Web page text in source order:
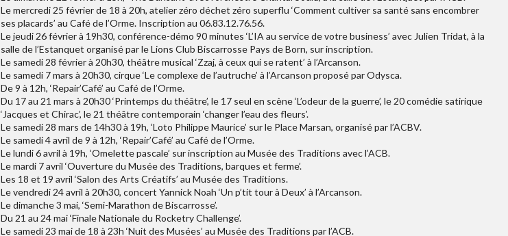
Le mercredi 25 février de 18 à 20h, atelier zéro déchet zéro superflu ‘Comment cultiver sa santé sans encombrer
ses placards’ au Café de l’Orme. Inscription au 06.83.12.76.56.
Le jeudi 26 février à 19h30, conférence-démo 90 minutes ‘L’IA au service de votre business’ avec Julien Tridat, à la
salle de l’Estanquet organisé par le Lions Club Biscarrosse Pays de Born, sur inscription.
Le samedi 28 février à 20h30, théâtre musical ‘Zzaj, à ceux qui se ratent’ à l’Arcanson.
Le samedi 7 mars à 20h30, cirque ‘Le complexe de l’autruche’ à l’Arcanson proposé par Odysca.
De 9 à 12h, ‘Repair’Café’ au Café de l’Orme.
Du 17 au 21 mars à 20h30 ‘Printemps du théâtre’, le 17 seul en scène ‘L’odeur de la guerre’, le 20 comédie satirique
‘Jacques et Chirac’, le 21 théâtre contemporain ‘changer l’eau des fleurs’.
Le samedi 28 mars de 14h30 à 19h, ‘Loto Philippe Maurice’ sur le Place Marsan, organisé par l’ACBV.
Le samedi 4 avril de 9 à 12h, ‘Repair’Café’ au Café de l’Orme.
Le lundi 6 avril à 19h, ‘Omelette pascale’ sur inscription au Musée des Traditions avec l’ACB.
Le mardi 7 avril ‘Ouverture du Musée des Traditions, barques et ferme’.
Les 18 et 19 avril ‘Salon des Arts Créatifs’ au Musée des Traditions.
Le vendredi 24 avril à 20h30, concert Yannick Noah ‘Un p’tit tour à Deux’ à l’Arcanson.
Le dimanche 3 mai, ‘Semi-Marathon de Biscarrosse’.
Du 21 au 24 mai ‘Finale Nationale du Rocketry Challenge’.
Le samedi 23 mai de 18 à 23h ‘Nuit des Musées’ au Musée des Traditions par l’ACB.